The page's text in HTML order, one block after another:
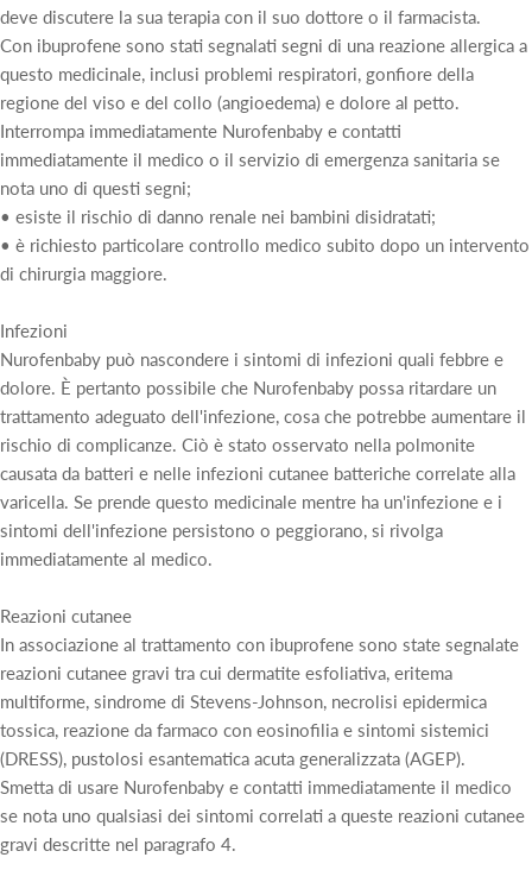
deve discutere la sua terapia con il suo dottore o il farmacista.
Con ibuprofene sono stati segnalati segni di una reazione allergica a
questo medicinale, inclusi problemi respiratori, gonfiore della
regione del viso e del collo (angioedema) e dolore al petto.
Interrompa immediatamente Nurofenbaby e contatti
immediatamente il medico o il servizio di emergenza sanitaria se
nota uno di questi segni;
• esiste il rischio di danno renale nei bambini disidratati;
• è richiesto particolare controllo medico subito dopo un intervento
di chirurgia maggiore.
Infezioni
Nurofenbaby può nascondere i sintomi di infezioni quali febbre e
dolore. È pertanto possibile che Nurofenbaby possa ritardare un
trattamento adeguato dell'infezione, cosa che potrebbe aumentare il
rischio di complicanze. Ciò è stato osservato nella polmonite
causata da batteri e nelle infezioni cutanee batteriche correlate alla
varicella. Se prende questo medicinale mentre ha un'infezione e i
sintomi dell'infezione persistono o peggiorano, si rivolga
immediatamente al medico.
Reazioni cutanee
In associazione al trattamento con ibuprofene sono state segnalate
reazioni cutanee gravi tra cui dermatite esfoliativa, eritema
multiforme, sindrome di Stevens-Johnson, necrolisi epidermica
tossica, reazione da farmaco con eosinofilia e sintomi sistemici
(DRESS), pustolosi esantematica acuta generalizzata (AGEP).
Smetta di usare Nurofenbaby e contatti immediatamente il medico
se nota uno qualsiasi dei sintomi correlati a queste reazioni cutanee
gravi descritte nel paragrafo 4.